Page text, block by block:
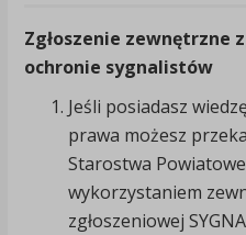
Zgłoszenie zewnętrzne
ochronie sygnalistów
Jeśli posiadasz
prawa możesz
Starostwa
wykorzystaniem
zgłoszeniowej